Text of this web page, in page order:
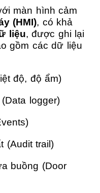
màn hình cảm
(HMI), có khả
liệu, được ghi lại
gồm các dữ liệu
độ, độ ẩm)
logger)
(Audit trail)
buồng (Door